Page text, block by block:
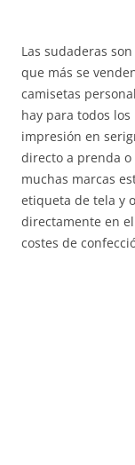
Las sudaderas
que más se
camisetas
hay para todos
impresión en
directo a prenda
muchas marcas
etiqueta de tela y
directamente en
costes de